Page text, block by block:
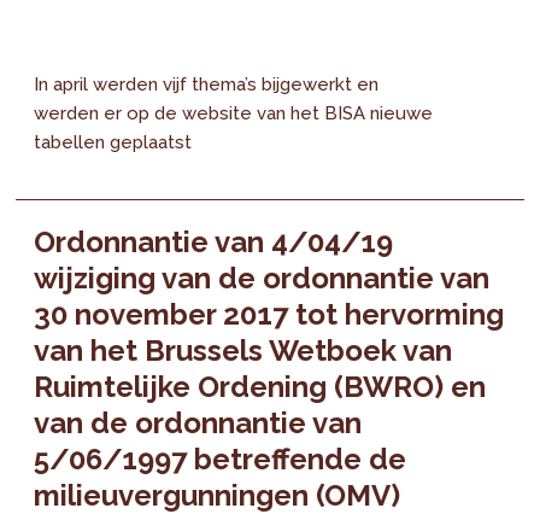
In april werden vijf thema’s bijgewerkt en
werden er op de website van het BISA nieuwe
tabellen geplaatst
Ordonnantie van 4/04/19
wijziging van de ordonnantie van
30 november 2017 tot hervorming
van het Brussels Wetboek van
Ruimtelijke Ordening (BWRO) en
van de ordonnantie van
5/06/1997 betreffende de
milieuvergunningen (OMV)